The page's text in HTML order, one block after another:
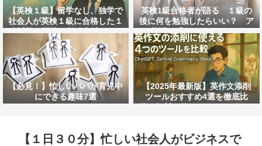
【英検１級】留学なし、独学で
社会人が英検１級に合格した１
次試験と面接の勉強方法&おす
すめ教材を紹介！
英検1級合格者が語る １級の
後に何を勉強したらいい？ ア
ツ英語の「distinction」のレ
ビュー 大人の英語勉強法
【必見！】忙しいパパが育児中
にできる趣味7選
【2025年最新版】英作文添削
ツールおすすめ4選を徹底比
較！無料で使えるAIサービスは
【１日３０分】忙しい社会人がビジネスで